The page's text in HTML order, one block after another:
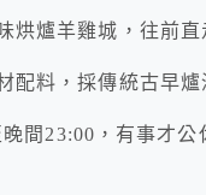
烘爐羊雞城，往前直
配料，採傳統古早爐
間23:00，有事才公